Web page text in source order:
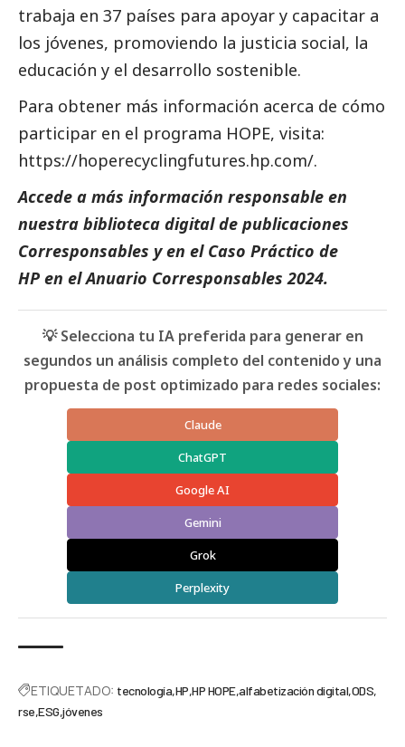
trabaja en 37 países para apoyar y capacitar a
los jóvenes, promoviendo la justicia social, la
educación y el desarrollo sostenible.
Para obtener más información acerca de cómo
participar en el programa HOPE, visita:
https://hoperecyclingfutures.hp.com/.
Accede a más información responsable en
nuestra biblioteca digital de publicaciones
Corresponsables y en el Caso Práctico de
HP en elAnuario Corresponsables 2024.
💡 Selecciona tu IA preferida para generar en
segundos un análisis completo del contenido y una
propuesta de post optimizado para redes sociales:
Claude
ChatGPT
Google AI
Gemini
Grok
Perplexity
ETIQUETADO: tecnología HP HP HOPE alfabetización digital ODS
rse ESG jóvenes